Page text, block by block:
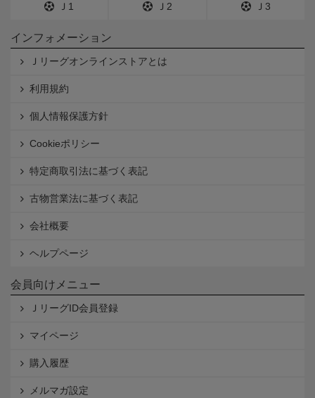
Ｊ1 Ｊ2 Ｊ3
インフォメーション
Ｊリーグオンラインストアとは
利用規約
個人情報保護方針
Cookieポリシー
特定商取引法に基づく表記
古物営業法に基づく表記
会社概要
ヘルプページ
会員向けメニュー
ＪリーグID会員登録
マイページ
購入履歴
メルマガ設定